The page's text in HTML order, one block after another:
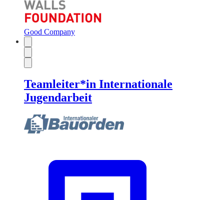
Good Company
Teamleiter*in Internationale
Jugendarbeit